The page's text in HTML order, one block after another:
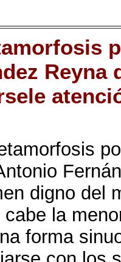
Reyna
digno del
cabe la
forma